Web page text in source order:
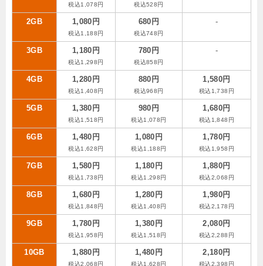
税込1,078円 税込528円
2GB 1,080円
税込1,188円
680円
税込748円
-
3GB 1,180円
税込1,298円
780円
税込858円
-
4GB 1,280円
税込1,408円
880円
税込968円
1,580円
税込1,738円
5GB 1,380円
税込1,518円
980円
税込1,078円
1,680円
税込1,848円
6GB 1,480円
税込1,628円
1,080円
税込1,188円
1,780円
税込1,958円
7GB 1,580円
税込1,738円
1,180円
税込1,298円
1,880円
税込2,068円
8GB 1,680円
税込1,848円
1,280円
税込1,408円
1,980円
税込2,178円
9GB 1,780円
税込1,958円
1,380円
税込1,518円
2,080円
税込2,288円
10GB 1,880円
税込2,068円
1,480円
税込1,628円
2,180円
税込2,398円